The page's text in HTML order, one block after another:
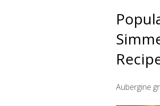
Aubergine